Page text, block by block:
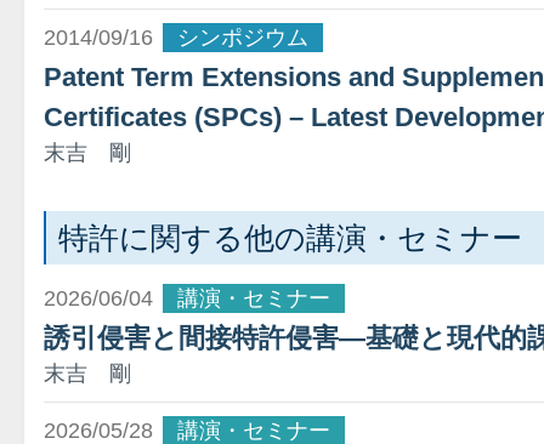
2014/09/16 シンポジウム
Patent Term Extensions and
Certificates (SPCs) – Latest
末吉 剛
特許に関する他の講演・セミナー
2026/06/04 講演・セミナー
誘引侵害と間接特許侵害―基礎と現代的
末吉 剛
2026/05/28 講演・セミナー